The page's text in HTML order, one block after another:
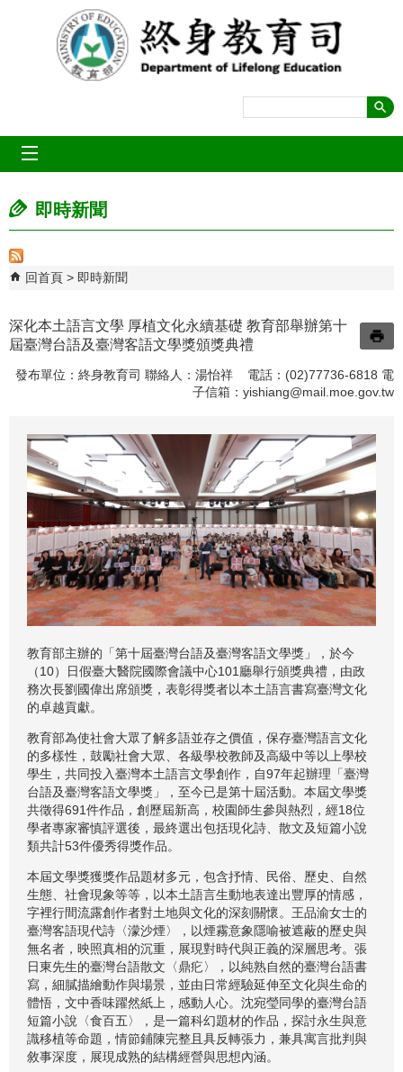
跳到主要內容區塊
即時新聞
回首頁 即時新聞
深化本土語言文學 厚植文化永續基礎 教育部舉辦第十
屆臺灣台語及臺灣客語文學獎頒獎典禮
發布單位：終身教育司 聯絡人：湯怡祥 電話：(02)77736-6818 電
子信箱： yishiang@mail.moe.gov.tw
教育部主辦的「第十屆臺灣台語及臺灣客語文學獎」，於今
（10）日假臺大醫院國際會議中心101廳舉行頒獎典禮，由政
務次長劉國偉出席頒獎，表彰得獎者以本土語言書寫臺灣文化
的卓越貢獻。
教育部為使社會大眾了解多語並存之價值，保存臺灣語言文化
的多樣性，鼓勵社會大眾、各級學校教師及高級中等以上學校
學生，共同投入臺灣本土語言文學創作，自97年起辦理「臺灣
台語及臺灣客語文學獎」，至今已是第十屆活動。本屆文學獎
共徵得691件作品，創歷屆新高，校園師生參與熱烈，經18位
學者專家審慎評選後，最終選出包括現化詩、散文及短篇小說
類共計53件優秀得獎作品。
本屆文學獎獲獎作品題材多元，包含抒情、民俗、歷史、自然
生態、社會現象等等，以本土語言生動地表達出豐厚的情感，
字裡行間流露創作者對土地與文化的深刻關懷。王品渝女士的
臺灣客語現代詩〈濛沙煙〉，以煙霧意象隱喻被遮蔽的歷史與
無名者，映照真相的沉重，展現對時代與正義的深層思考。張
日東先生的臺灣台語散文〈鼎疕〉，以純熟自然的臺灣台語書
寫，細膩描繪動作與場景，並由日常經驗延伸至文化與生命的
體悟，文中香味躍然紙上，感動人心。沈宛瑩同學的臺灣台語
短篇小說〈食百五〉，是一篇科幻題材的作品，探討永生與意
識移植等命題，情節鋪陳完整且具反轉張力，兼具寓言批判與
敘事深度，展現成熟的結構經營與思想內涵。